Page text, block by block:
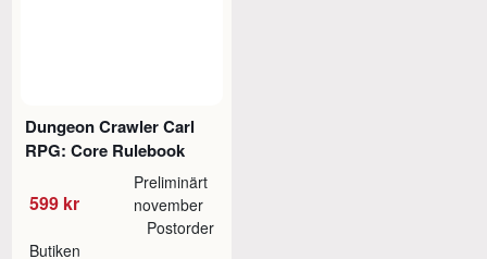
Dungeon Crawler Carl
RPG: Core Rulebook
599 kr
Preliminärt
november
Butiken
Postorder